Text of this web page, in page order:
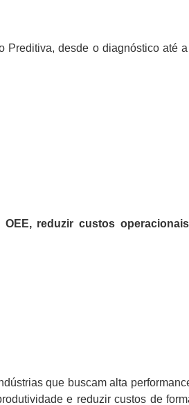
Preditiva, desde o diagnóstico até
OEE, reduzir custos
que buscam alta
e reduzir custos de